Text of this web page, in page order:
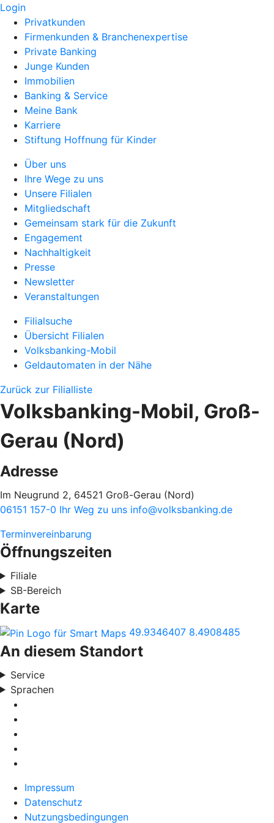
Login
Privatkunden
Firmenkunden & Branchenexpertise
Private Banking
Junge Kunden
Immobilien
Banking & Service
Meine Bank
Karriere
Stiftung Hoffnung für Kinder
Über uns
Ihre Wege zu uns
Unsere Filialen
Mitgliedschaft
Gemeinsam stark für die Zukunft
Engagement
Nachhaltigkeit
Presse
Newsletter
Veranstaltungen
Filialsuche
Übersicht Filialen
Volksbanking-Mobil
Geldautomaten in der Nähe
Zurück zur Filialliste
Volksbanking-Mobil, Groß-
Gerau (Nord)
Adresse
Im Neugrund 2, 64521 Groß-Gerau (Nord)
06151 157-0 Ihr Weg zu uns info@volksbanking.de
Terminvereinbarung
Öffnungszeiten
Filiale
SB-Bereich
Karte
49.9346407 8.4908485
An diesem Standort
Service
Sprachen
Impressum
Datenschutz
Nutzungsbedingungen